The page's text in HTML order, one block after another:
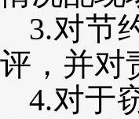
3.对节
评，并对
4.对于